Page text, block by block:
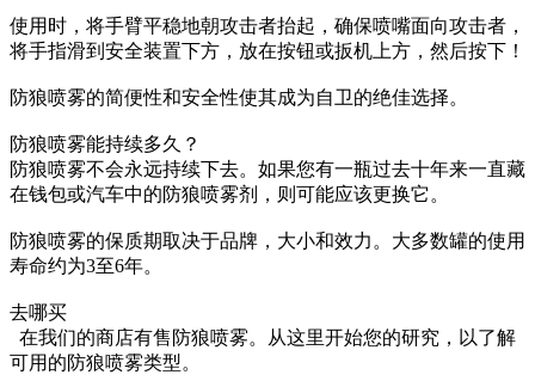
使用时，将手臂平稳地朝攻击者抬起，确保喷嘴面向攻击者，
将手指滑到安全装置下方，放在按钮或扳机上方，然后按下！
防狼喷雾的简便性和安全性使其成为自卫的绝佳选择。
防狼喷雾能持续多久？
防狼喷雾不会永远持续下去。如果您有一瓶过去十年来一直藏
在钱包或汽车中的防狼喷雾剂，则可能应该更换它。
防狼喷雾的保质期取决于品牌，大小和效力。大多数罐的使用
寿命约为3至6年。
去哪买
在我们的商店有售防狼喷雾。从这里开始您的研究，以了解
可用的防狼喷雾类型。